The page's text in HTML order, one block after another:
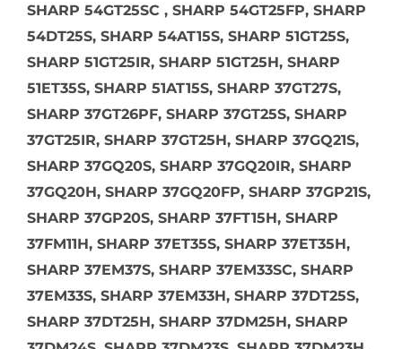
SHARP 54GT25SC , SHARP 54GT25FP, SHARP
54DT25S, SHARP 54AT15S, SHARP 51GT25S,
SHARP 51GT25IR, SHARP 51GT25H, SHARP
51ET35S, SHARP 51AT15S, SHARP 37GT27S,
SHARP 37GT26PF, SHARP 37GT25S, SHARP
37GT25IR, SHARP 37GT25H, SHARP 37GQ21S,
SHARP 37GQ20S, SHARP 37GQ20IR, SHARP
37GQ20H, SHARP 37GQ20FP, SHARP 37GP21S,
SHARP 37GP20S, SHARP 37FT15H, SHARP
37FM11H, SHARP 37ET35S, SHARP 37ET35H,
SHARP 37EM37S, SHARP 37EM33SC, SHARP
37EM33S, SHARP 37EM33H, SHARP 37DT25S,
SHARP 37DT25H, SHARP 37DM25H, SHARP